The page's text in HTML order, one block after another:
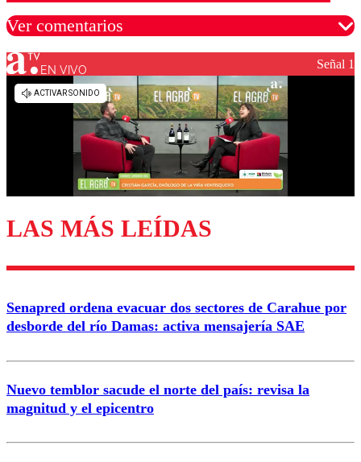
Ver comentarios
Los comentarios son moderados para garantizar un
diálogo respetuoso.
Enviar comentario
EN VIVO Señal 1
LAS MÁS LEÍDAS
Senapred ordena evacuar dos sectores de Carahue por
desborde del río Damas: activa mensajería SAE
Nuevo temblor sacude el norte del país: revisa la
magnitud y el epicentro